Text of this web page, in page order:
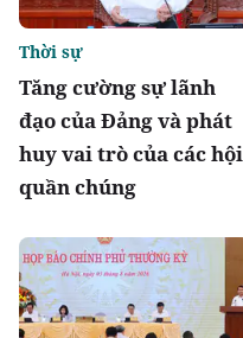
Tăng cường sự lãnh
đạo của Đảng và phát
huy vai trò của các hội
quần chúng
Thời sự